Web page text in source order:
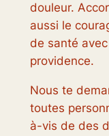
douleur.
aussi le
de santé
providence.
Nous te
toutes
à-vis de des